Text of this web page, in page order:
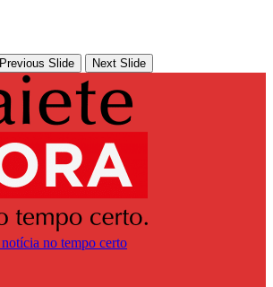
Previous Slide Next Slide